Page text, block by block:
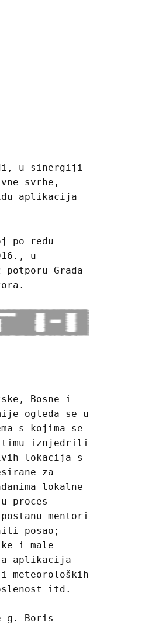
u sinergiji
svrhe,
aplikacija
po redu
u
Grada
Bosne i
ogleda se u
s kojima se
timu iznjedrili
lokacija s
za
lokalne
proces
mentori
posao;
i male
aplikacija
meteoroloških
itd.
g. Boris